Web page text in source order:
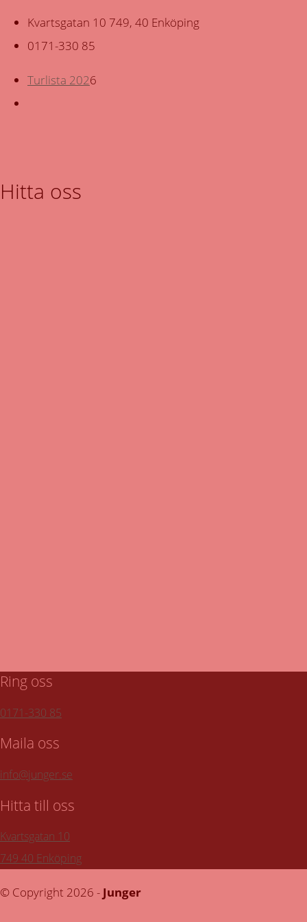
Kvartsgatan 10 749, 40 Enköping
0171-330 85
Turlista 2026
Hitta oss
Ring oss
0171-330 85
Maila oss
info@junger.se
Hitta till oss
Kvartsgatan 10
749 40 Enköping
© Copyright 2026 - Junger